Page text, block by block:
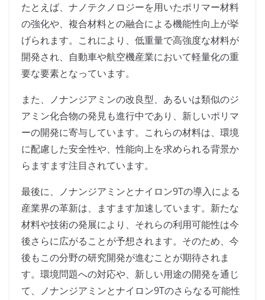
たとえば、ナノテクノロジーを用いたポリマー材料
の強化や、複合材料との融合による機能性向上が挙
げられます。これにより、低重量で高強度な材料が
開発され、自動車や航空機産業において軽量化の重
要な要素となっています。
また、ノナンジアミンの改良型、あるいは類似のジ
アミン化合物の発見も進行中であり、新しいポリマ
ーの開発に寄与しています。これらの材料は、環境
に配慮した安全性や、性能向上を求められる背景か
らますます注目されています。
最後に、ノナンジアミンとナイロン9Tの導入による
産業界の革新は、ますます加速しています。新たな
材料や技術の発展により、それらの利用可能性は今
後さらに広がることが予想されます。そのため、今
後もこの分野の研究開発が進むことが期待されま
す。環境問題への対応や、新しい用途の開発を通じ
て、ノナンジアミンとナイロン9Tのさらなる可能性